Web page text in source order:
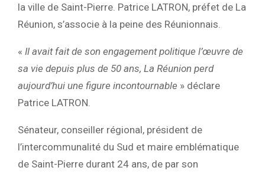
la ville de Saint-Pierre. Patrice LATRON, préfet de La
Réunion, s’associe à la peine des Réunionnais.
« Il avait fait de son engagement politique l’œuvre de
sa vie depuis plus de 50 ans, La Réunion perd
aujourd’hui une figure incontournable » déclare
Patrice LATRON.
Sénateur, conseiller régional, président de
l’intercommunalité du Sud et maire emblématique
de Saint-Pierre durant 24 ans, de par son